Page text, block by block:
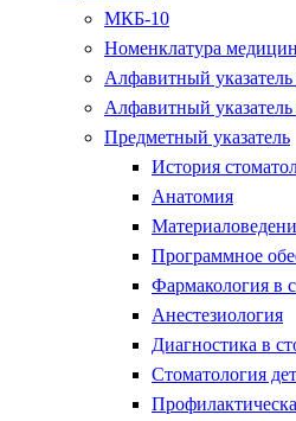
МКБ-10
Номенклатура
Алфавитный указатель
Алфавитный
Предметный указатель
История
Анатомия
Программное
Фармакология в
Анестезиология
Диагностика в
Стоматология